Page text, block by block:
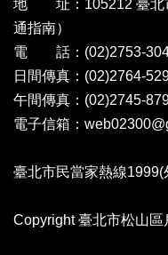
地 址：105212 臺北
通指南）
電 話：(02)2753-
日間傳真：(02)2764-
午間傳真：(02)2745-
電子信箱：
臺北市民當家熱線
Copyright 臺北市松山